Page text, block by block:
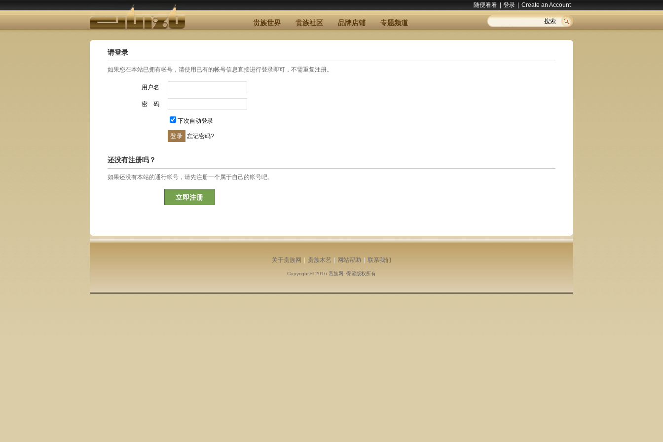
搜索
随便看看 登录 Create an Account
贵族世界 贵族社区 品牌店铺 专题频道
请登录
如果您在本站已拥有帐号，请使用已有的帐号信息直接进行登录即可，不需重复注册。
用户名
密 码
下次自动登录
忘记密码?
还没有注册吗？
如果还没有本站的通行帐号，请先注册一个属于自己的帐号吧。
立即注册
关于贵族网 贵族木艺 网站帮助 联系我们
Copyright © 2016 贵族网 . 保留版权所有